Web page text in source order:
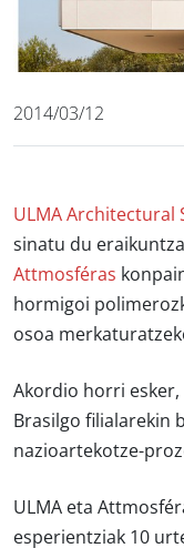
2014/03/12
ULMA Architectural
sinatu du
Attmosféras
hormigoi
osoa
Akordio horri esker,
Brasilgo filialarekin
nazioartekotze-
ULMA eta
esperientziak 10